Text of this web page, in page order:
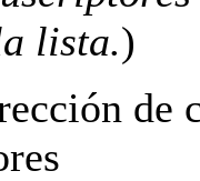
lista.)
de